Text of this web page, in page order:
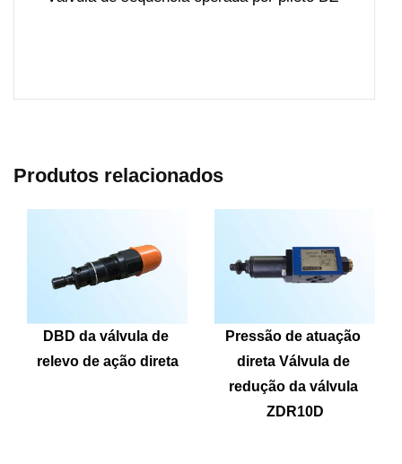
Produtos relacionados
DBD da válvula de
relevo de ação direta
Pressão de atuação
direta Válvula de
redução da válvula
ZDR10D